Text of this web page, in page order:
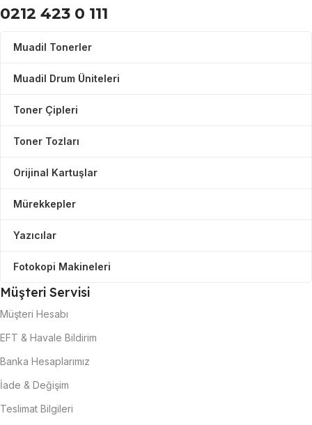
0212 423 0 111
Muadil Tonerler
Muadil Drum Üniteleri
Toner Çipleri
Toner Tozları
Orijinal Kartuşlar
Mürekkepler
Yazıcılar
Fotokopi Makineleri
Müşteri Servisi
Müşteri Hesabı
EFT & Havale Bildirim
Banka Hesaplarımız
İade & Değişim
Teslimat Bilgileri